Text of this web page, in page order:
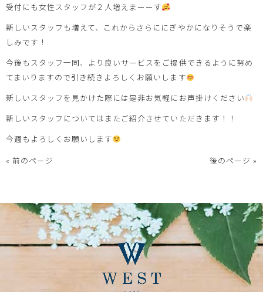
受付にも女性スタッフが２人増えまーーす
新しいスタッフも増えて、これからさらににぎやかになりそうで楽
しみです！
今後もスタッフ一同、より良いサービスをご提供できるように努め
てまいりますので引き続きよろしくお願いします
新しいスタッフを見かけた際には是非お気軽にお声掛けください
新しいスタッフについてはまたご紹介させていただきます！！
今週もよろしくお願いします
« 前のページ
後のページ »